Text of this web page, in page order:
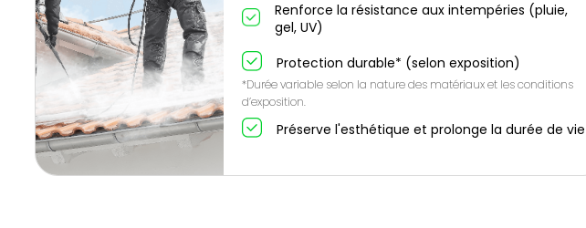
Renforce la résistance aux intempéries (pluie,
gel, UV)
Protection durable* (selon exposition)
*Durée variable selon la nature des matériaux et les conditions
d’exposition.
Préserve l'esthétique et prolonge la durée de vie